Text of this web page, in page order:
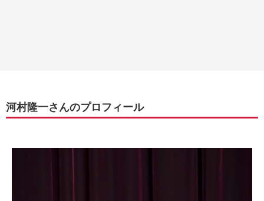
河村隆一さんのプロフィール